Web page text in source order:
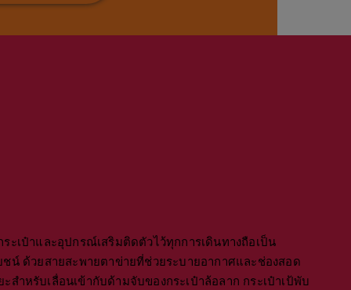
ระเป๋าและอุปกรณ์เสริมติดตัวไว้ทุกการเดินทางถือเป็น
ชน์ ด้วยสายสะพายตาข่ายที่ช่วยระบายอากาศและช่องสอด
สำหรับเลื่อนเข้ากับด้ามจับของกระเป๋าล้อลาก กระเป๋าเป้พับ